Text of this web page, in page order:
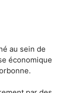
au sein de
économique